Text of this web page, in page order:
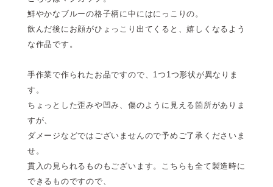
鮮やかなブルーの格子柄に中にはにっこりの。
飲んだ後にお顔がひょっこり出てくると、嬉しくなるよう
な作品です。
手作業で作られたお品ですので、1つ1つ形状が異なりま
す。
ちょっとした歪みや凹み、傷のように見える箇所がありま
すが、
ダメージなどではございませんので予めご了承くださいま
せ。
貫入の見られるものもございます。こちらも全て製造時に
できるものですので、